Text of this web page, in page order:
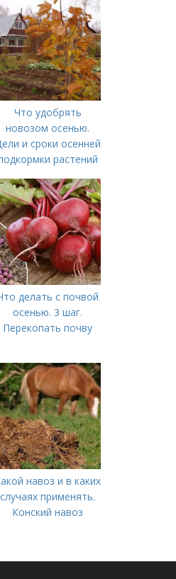
Что удобрять
новозом осенью.
и сроки осенней
растений
делать с почвой
осенью. 3 шаг.
Перекопать почву
навоз и в каких
случаях применять.
Конский навоз